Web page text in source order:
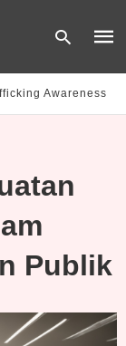
Awareness
Publik